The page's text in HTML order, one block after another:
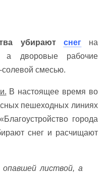
убирают снегна
а дворовые рабочие
смесью.
В настоящее время во
пешеходных линиях
города
снег и расчищают
опавшей листвой, а